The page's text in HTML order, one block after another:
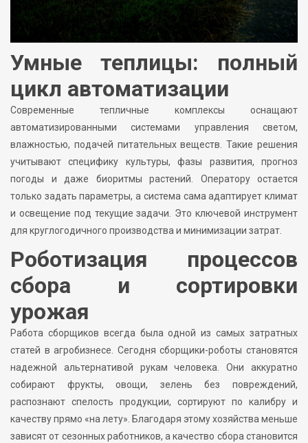
Умные теплицы: полный
цикл автоматизации
Современные тепличные комплексы оснащают
автоматизированными системами управления светом,
влажностью, подачей питательных веществ. Такие решения
учитывают специфику культуры, фазы развития, прогноз
погоды и даже биоритмы растений. Оператору остается
только задать параметры, а система сама адаптирует климат
и освещение под текущие задачи. Это ключевой инструмент
для круглогодичного производства и минимизации затрат.
Роботизация процессов
сбора и сортировки
урожая
Работа сборщиков всегда была одной из самых затратных
статей в агробизнесе. Сегодня сборщики-роботы становятся
надежной альтернативой рукам человека. Они аккуратно
собирают фрукты, овощи, зелень без повреждений,
распознают спелость продукции, сортируют по калибру и
качеству прямо «на лету». Благодаря этому хозяйства меньше
зависят от сезонных работников, а качество сбора становится